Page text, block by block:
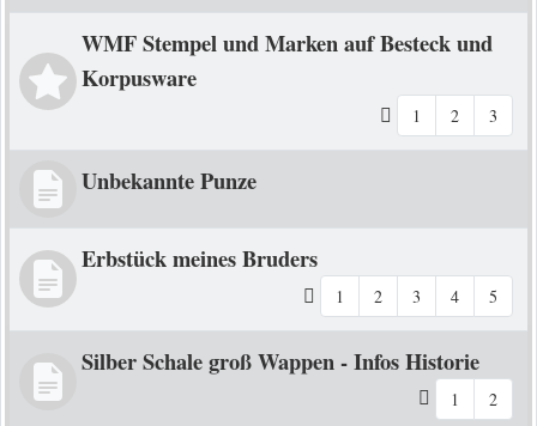
WMF Stempel und Marken auf Besteck und
Korpusware
1 2 3
Unbekannte Punze
Erbstück meines Bruders
1 2 3 4 5
Silber Schale groß Wappen - Infos Historie
1 2